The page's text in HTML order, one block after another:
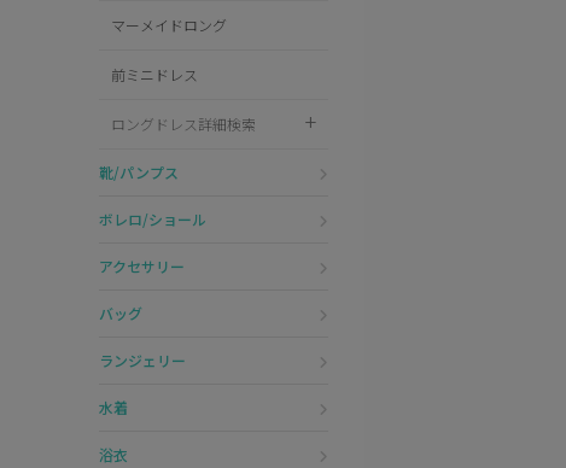
マーメイドロング
前ミニドレス
ロングドレス詳細検索
靴/パンプス
ボレロ/ショール
アクセサリー
バッグ
ランジェリー
水着
浴衣